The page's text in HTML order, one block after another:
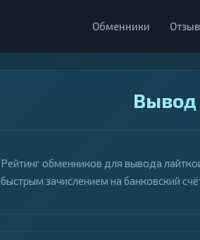
Обменники
Вывод
Рейтинг обменников для вывода
быстрым зачислением на банковский